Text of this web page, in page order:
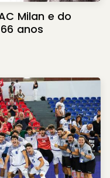
Milan e do
anos